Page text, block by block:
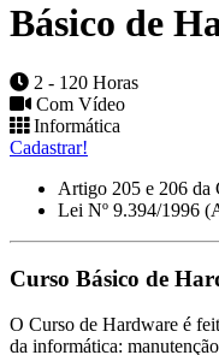
Básico de
2 - 120 Horas
Com Vídeo
Informática
Cadastrar!
Artigo 205 e 206 da
Lei Nº 9.394/1996
Curso Básico de
O Curso de Hardware é
da informática: